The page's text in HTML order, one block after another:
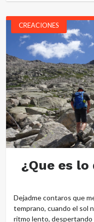
CREACIONES
¿Que es
Dejadme contaros que
temprano, cuando el sol
ritmo lento, despertando